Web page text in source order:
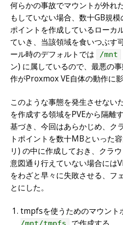
何らかの事故でマウントが外れ
もしていない場合、数十GB規
ポイントを作成しているローカ
ていき、当該領域を食いつぶす
ール時のデフォルトでは
/mnt
ン) に属しているので、最悪の
作がProxmox VE自体の動作に
このような事態を発生させない
を作成する領域をPVEから隔離
基づき、今回はあらかじめ、ク
トポイントを数十MBといった
リ) の中に作成しておき、クラ
意図通り行えていない場合には
をわざと早々に失敗させる、フ
とにした。
tmpfsを使うためのマウント